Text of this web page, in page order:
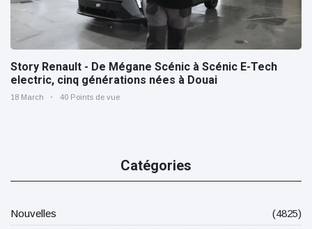
Story Renault - De Mégane Scénic à Scénic E-Tech
electric, cinq générations nées à Douai
18 March 40 Points de vue
Catégories
Nouvelles
(4825)